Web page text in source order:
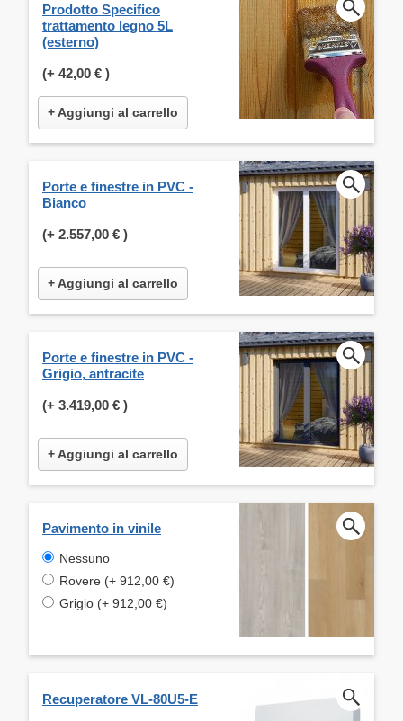
Prodotto Specifico
trattamento legno 5L
(esterno)
(+ 42,00 € )
+ Aggiungi al carrello
Porte e finestre in PVC -
Bianco
(+ 2.557,00 € )
+ Aggiungi al carrello
Porte e finestre in PVC -
Grigio, antracite
(+ 3.419,00 € )
+ Aggiungi al carrello
Pavimento in vinile
Nessuno
Rovere (+ 912,00 €)
Grigio (+ 912,00 €)
Recuperatore VL-80U5-E